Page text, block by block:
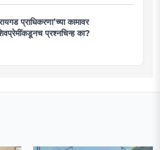
प्राधिकरणा’च्या कामावर
प्रश्नचिन्ह का?